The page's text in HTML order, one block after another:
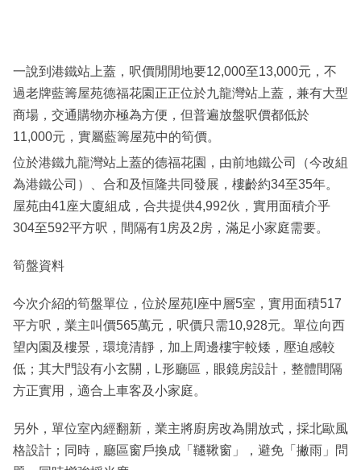
閱
專
區
一說到港鐵站上蓋，呎價閒閒地要12,000至13,000元，不
過老牌藍籌屋苑德福花園正正位於九龍灣站上蓋，兼有大型
商場，交通購物亦極為方便，但普遍放盤呎價都低於
11,000元，實屬藍籌屋苑中的筍價。
位於港鐵九龍灣站上蓋的德福花園，由前地鐵公司（今改組
為港鐵公司）、合和及恒隆共同發展，樓齡約34至35年。
屋苑由41座大廈組成，合共提供4,992伙，實用面積介乎
304至592平方呎，間隔有1房及2房，滿足小家庭需要。
筍盤資料
今次介紹的筍盤單位，位於屋苑I座中層5室，實用面積517
平方呎，業主叫價565萬元，呎價只需10,928元。單位向西
望內園及樓景，環境清靜，加上周邊樓宇較矮，壓迫感較
低；其大門設有小玄關，L形廳區，眼鏡房設計，整體間隔
方正實用，適合上車客及小家庭。
另外，單位室內經翻新，業主將廚房改為開放式，採北歐風
格設計；同時，廳區窗戶換成「韆鞦窗」，避免「撇雨」問